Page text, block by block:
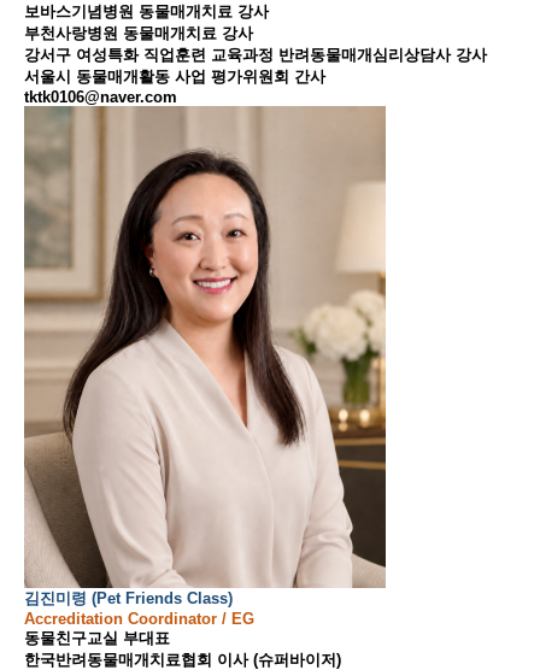
보바스기념병원 동물매개치료 강사
부천사랑병원 동물매개치료 강사
강서구 여성특화 직업훈련 교육과정 반려동물매개심리상담사 강사
서울시 동물매개활동 사업 평가위원회 간사
tktk0106@naver.com
김진미령 (Pet Friends Class)
Accreditation Coordinator / EG
동물친구교실 부대표
한국반려동물매개치료협회 이사 (슈퍼바이저)